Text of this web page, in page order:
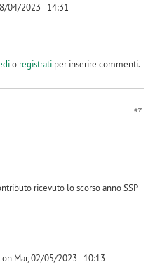
04/2023 - 14:31
o registratiper inserire commenti.
#7
ricevuto lo scorso anno SSP
Mar, 02/05/2023 - 10:13